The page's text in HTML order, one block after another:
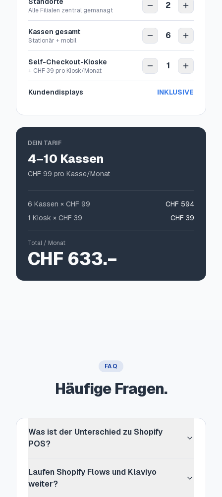
Alle Filialen zentral gemanagt 2
Kassen gesamt
Stationär + mobil 6
Self-Checkout-Kioske
+ CHF 39 pro Kiosk/Monat 1
Kundendisplays INKLUSIVE
DEIN TARIF
4–10 Kassen
CHF 99 pro Kasse/Monat
6 Kassen × CHF 99
CHF 594
1 Kiosk × CHF 39 CHF 39
Total / Monat
CHF 633.−
FAQ
Häufige Fragen.
Was ist der Unterschied zu Shopify
POS?
Laufen Shopify Flows und Klaviyo
weiter?